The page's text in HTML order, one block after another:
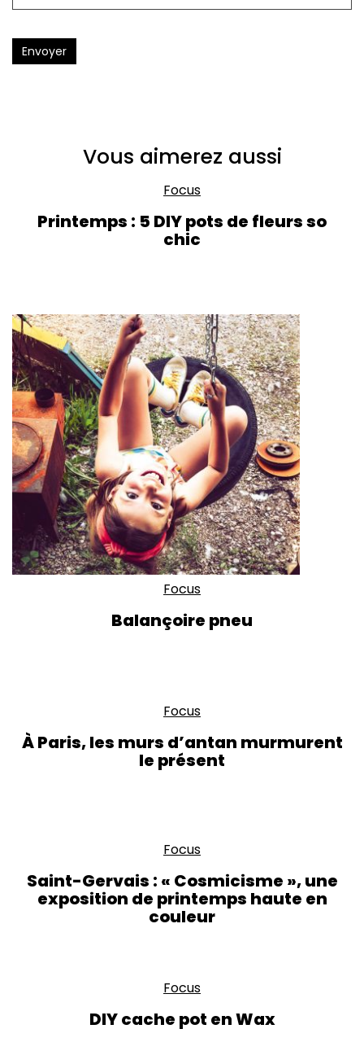
Envoyer
Vous aimerez aussi
Focus
Printemps : 5 DIY pots de fleurs so
chic
Focus
Balançoire pneu
Focus
À Paris, les murs d’antan murmurent
le présent
Focus
Saint-Gervais : « Cosmicisme », une
exposition de printemps haute en
couleur
Focus
DIY cache pot en Wax